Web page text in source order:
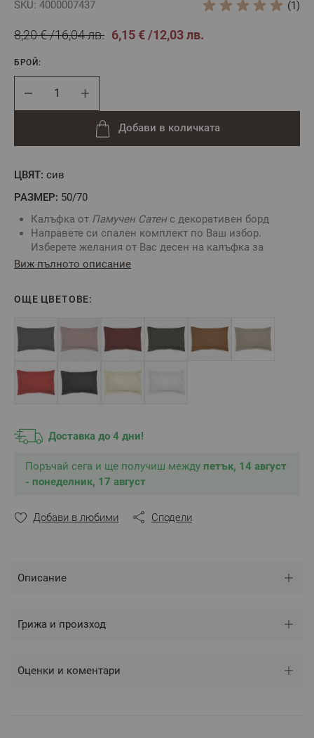
SKU: 4000007437 (1)
8,20 € 16,04 лв. 6,15 € 12,03 лв.
ЦВЯТ: сив
РАЗМЕР: 50/70
Калъфка от Памучен Сатенс декоративен борд
Направете си спален комплект по Ваш избор.
Изберете желания от Вас десен на калъфка за
възглавница и комбинирайте със Спално бельо
Размер : 50/70 с декоративен борд и странична
Състав: 100% Памучен сатен
** Снимката е илюстративна и е възможно
Виж пълното описание
ОЩЕ ЦВЕТОВЕ:
Доставка до 4 дни!
Поръчай сега и ще получиш между петък, 14 август
- понеделник, 17 август
БРОЙ:
Добави в количката
Добави в любими Сподели
Описание
Грижа и произход
Оценки и коментари